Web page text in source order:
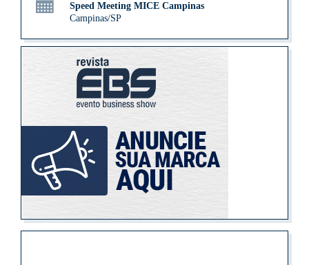
Speed Meeting MICE Campinas
Campinas/SP